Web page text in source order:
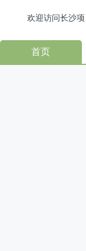
欢迎访问长沙
首页